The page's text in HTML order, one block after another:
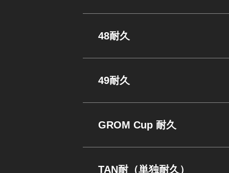
48耐久
49耐久
GROM Cup 耐久
TAN耐（単独耐久）